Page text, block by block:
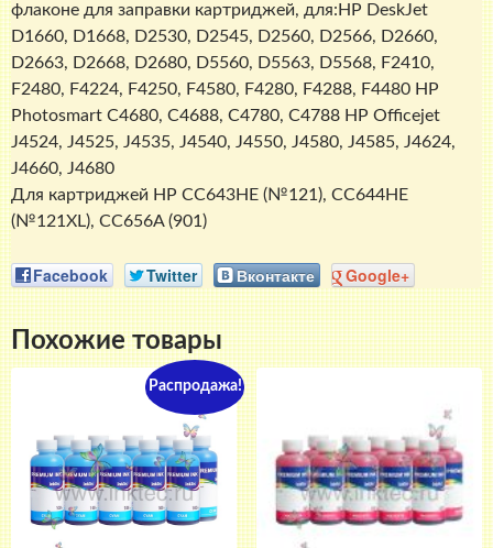
флаконе для заправки картриджей, для:HP DeskJet
D1660, D1668, D2530, D2545, D2560, D2566, D2660,
D2663, D2668, D2680, D5560, D5563, D5568, F2410,
F2480, F4224, F4250, F4580, F4280, F4288, F4480 HP
Photosmart C4680, C4688, C4780, C4788 HP Officejet
J4524, J4525, J4535, J4540, J4550, J4580, J4585, J4624,
J4660, J4680
Для картриджей HP CC643HE (№121), CC644HE
(№121XL), CC656A (901)
Facebook Twitter Вконтакте Google+
Похожие товары
Распродажа!